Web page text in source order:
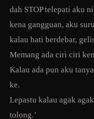
dah STOP telepati aku
kena gangguan, aku
kalau hati berdebar,
Memang ada ciri ciri
Kalau ada pun aku
ke.
Lepastu kalau agak
tolong.’